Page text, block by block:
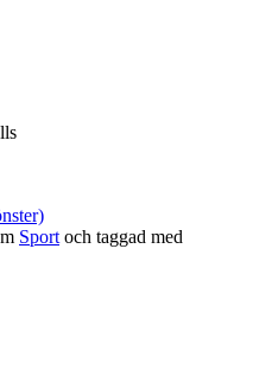
Sport och taggad med